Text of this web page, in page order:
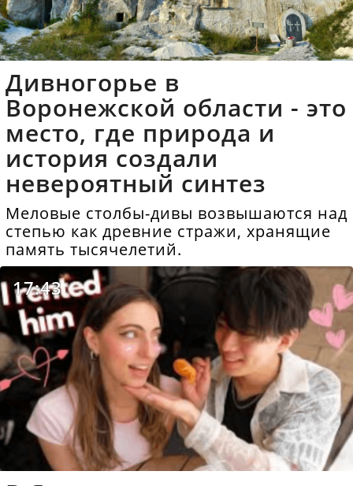
Дивногорье в
Воронежской области - это
место, где природа и
история создали
невероятный синтез
Меловые столбы-дивы возвышаются над
степью как древние стражи, хранящие
память тысячелетий.
17:43